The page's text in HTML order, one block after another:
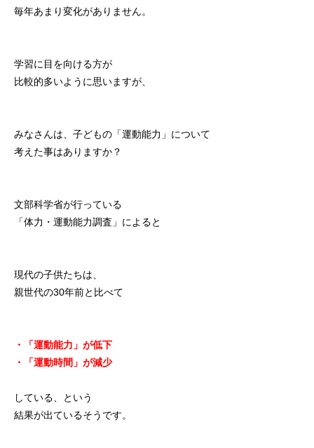
毎年あまり変化がありません。
学習に目を向ける方が
比較的多いように思いますが、
みなさんは、子どもの「運動能力」について
考えた事はありますか？
文部科学省が行っている
「体力・運動能力調査」によると
現代の子供たちは、
親世代の30年前と比べて
・「運動能力」が低下
・「運動時間」が減少
している、という
結果が出ているそうです。